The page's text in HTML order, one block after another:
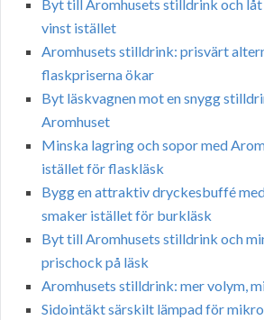
Byt till Aromhusets stilldrink och
vinst istället
Aromhusets stilldrink: prisvärt
flaskpriserna ökar
Byt läskvagnen mot en snygg
Aromhuset
Minska lagring och sopor med
istället för flaskläsk
Bygg en attraktiv dryckesbuffé
smaker istället för burkläsk
Byt till Aromhusets stilldrink och
prischock på läsk
Aromhusets stilldrink: mer volym,
Sidointäkt särskilt lämpad för